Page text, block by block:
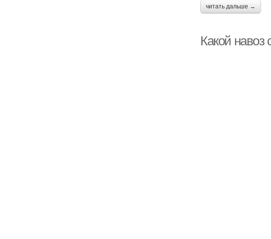
читать дальше →
Какой